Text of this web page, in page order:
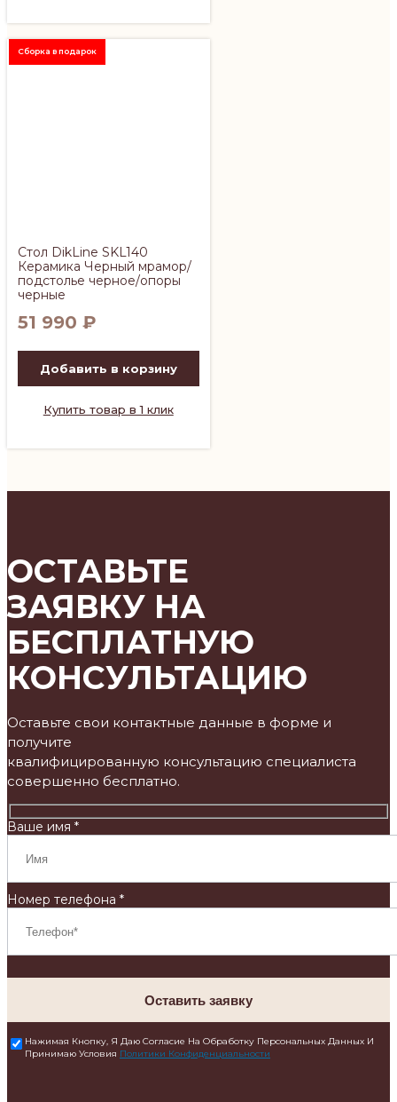
Сборка в подарок
Стол DikLine SKL140
Керамика Черный мрамор/
подстолье черное/опоры
черные
51 990 ₽
Добавить в корзину
Купить товар в 1 клик
ОСТАВЬТЕ
ЗАЯВКУ НА
БЕСПЛАТНУЮ
КОНСУЛЬТАЦИЮ
Оставьте свои контактные данные в форме и
получите
квалифицированную консультацию специалиста
совершенно бесплатно.
Ваше имя *
Номер телефона *
Оставить заявку
Нажимая Кнопку, Я Даю Согласие На Обработку Персональных Данных И
Принимаю Условия Политики Конфиденциальности